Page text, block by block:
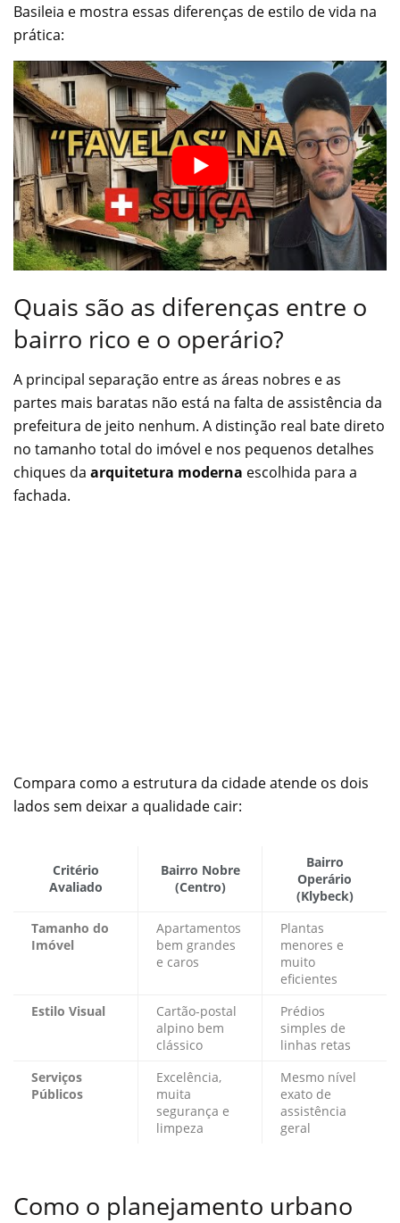
Basileia e mostra essas diferenças de estilo de vida na
prática:
Quais são as diferenças entre o
bairro rico e o operário?
A principal separação entre as áreas nobres e as
partes mais baratas não está na falta de assistência da
prefeitura de jeito nenhum. A distinção real bate direto
no tamanho total do imóvel e nos pequenos detalhes
chiques da arquitetura moderna escolhida para a
fachada.
Compara como a estrutura da cidade atende os dois
lados sem deixar a qualidade cair:
Critério
Avaliado
Bairro Nobre
(Centro)
Bairro
Operário
(Klybeck)
Tamanho do
Imóvel
Apartamentos
bem grandes
e caros
Plantas
menores e
muito
eficientes
Estilo Visual
Cartão-postal
alpino bem
clássico
Prédios
simples de
linhas retas
Serviços
Públicos
Excelência,
muita
segurança e
limpeza
Mesmo nível
exato de
assistência
geral
Como o planejamento urbano